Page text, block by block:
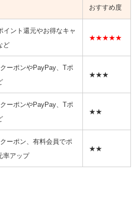
おすすめ度
イント還元やお得なキャ
ど
★★★★★
ーポンやPayPay、Tポ
★★★
ーポンやPayPay、Tポ
★★
ーポン、有料会員でポ
率アップ
★★